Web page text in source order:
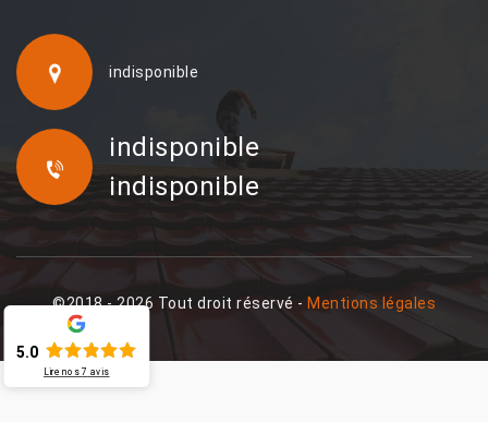
indisponible
indisponible
indisponible
©2018 - 2026 Tout droit réservé - Mentions légales
5.0
Lire nos 7 avis